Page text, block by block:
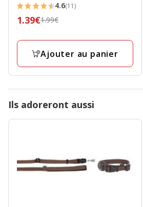
4.6
étoiles
4.6(11)
Prix
1.99€,
final
1.39€1.99€
Ajouter au panier
Ils adoreront aussi